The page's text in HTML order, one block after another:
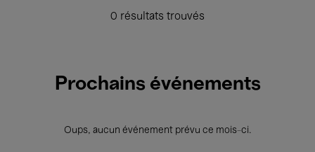
0 résultats trouvés
Prochains événements
Oups, aucun événement prévu ce mois-ci.